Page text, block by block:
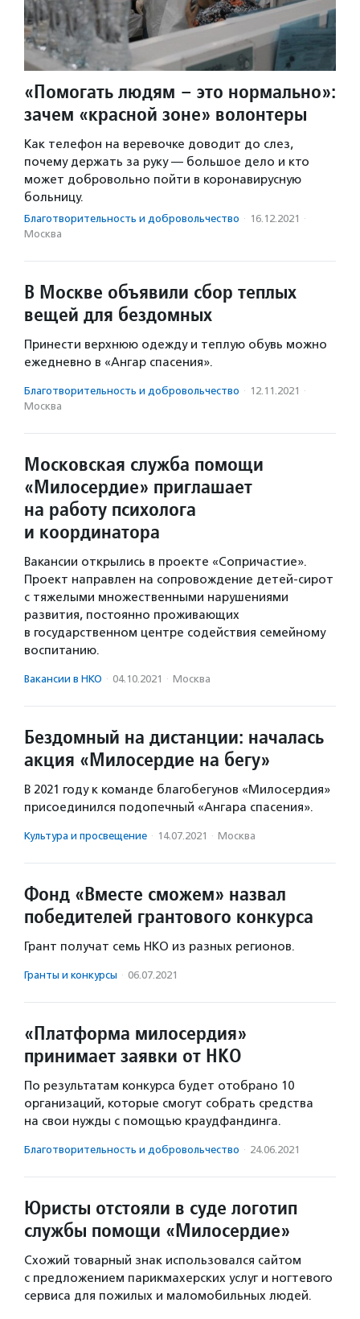
«Помогать людям – это нормально»:
зачем «красной зоне» волонтеры
Как телефон на веревочке доводит до слез,
почему держать за руку — большое дело и кто
может добровольно пойти в коронавирусную
больницу.
Благотвори­тель­ность и доброволь­чест­во · 16.12.2021 ·
Москва
В Москве объявили сбор теплых
вещей для бездомных
Принести верхнюю одежду и теплую обувь можно
ежедневно в «Ангар спасения».
Благотвори­тель­ность и доброволь­чест­во · 12.11.2021 ·
Москва
Московская служба помощи
«Милосердие» приглашает
на работу психолога
и координатора
Вакансии открылись в проекте «Сопричастие».
Проект направлен на сопровождение детей-сирот
с тяжелыми множественными нарушениями
развития, постоянно проживающих
в государственном центре содействия семейному
воспитанию.
Вакансии в НКО · 04.10.2021 · Москва
Бездомный на дистанции: началась
акция «Милосердие на бегу»
В 2021 году к команде благобегунов «Милосердия»
присоединился подопечный «Ангара спасения».
Культура и просвещение · 14.07.2021 · Москва
Фонд «Вместе сможем» назвал
победителей грантового конкурса
Грант получат семь НКО из разных регионов.
Гранты и конкурсы · 06.07.2021
«Платформа милосердия»
принимает заявки от НКО
По результатам конкурса будет отобрано 10
организаций, которые смогут собрать средства
на свои нужды с помощью краудфандинга.
Благотвори­тель­ность и доброволь­чест­во · 24.06.2021
Юристы отстояли в суде логотип
службы помощи «Милосердие»
Схожий товарный знак использовался сайтом
с предложением парикмахерских услуг и ногтевого
сервиса для пожилых и маломобильных людей.